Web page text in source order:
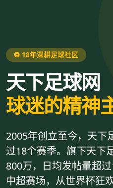
⚽ 18年深耕足球社区
天下足球网
球迷的精神
2005年创立至今，天下
过18个赛季。旗下天下
800万，日均发帖量超
中超赛场，从世界杯狂